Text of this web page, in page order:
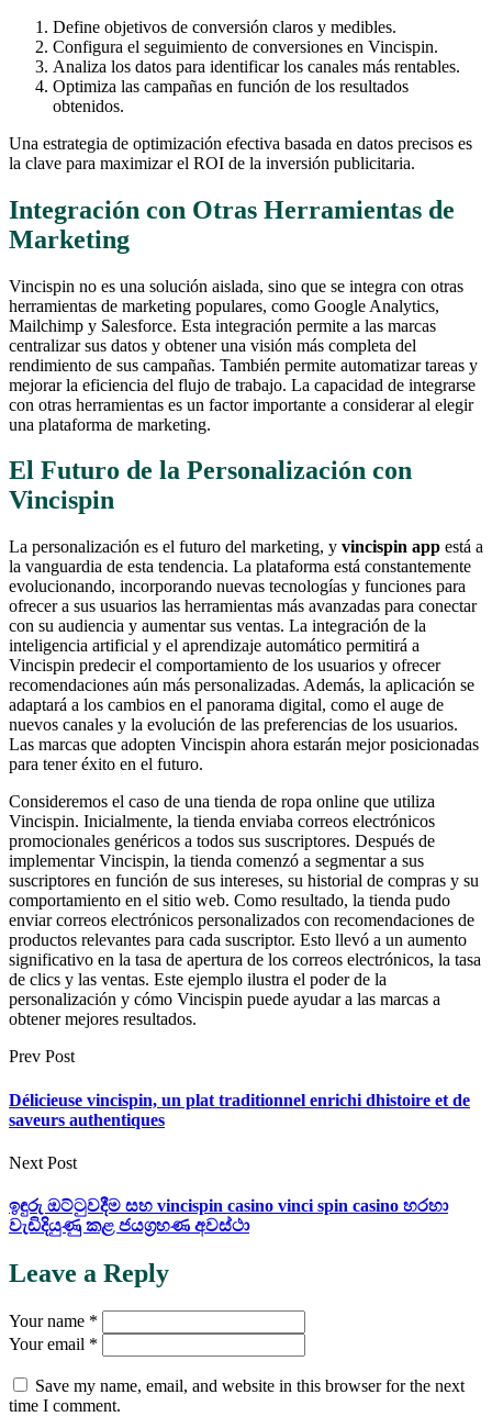
Define objetivos de conversión claros y medibles.
Configura el seguimiento de conversiones en Vincispin.
Analiza los datos para identificar los canales más rentables.
Optimiza las campañas en función de los resultados
obtenidos.
Una estrategia de optimización efectiva basada en datos precisos es
la clave para maximizar el ROI de la inversión publicitaria.
Integración con Otras Herramientas de
Marketing
Vincispin no es una solución aislada, sino que se integra con otras
herramientas de marketing populares, como Google Analytics,
Mailchimp y Salesforce. Esta integración permite a las marcas
centralizar sus datos y obtener una visión más completa del
rendimiento de sus campañas. También permite automatizar tareas y
mejorar la eficiencia del flujo de trabajo. La capacidad de integrarse
con otras herramientas es un factor importante a considerar al elegir
una plataforma de marketing.
El Futuro de la Personalización con
Vincispin
La personalización es el futuro del marketing, y vincispin app está a
la vanguardia de esta tendencia. La plataforma está constantemente
evolucionando, incorporando nuevas tecnologías y funciones para
ofrecer a sus usuarios las herramientas más avanzadas para conectar
con su audiencia y aumentar sus ventas. La integración de la
inteligencia artificial y el aprendizaje automático permitirá a
Vincispin predecir el comportamiento de los usuarios y ofrecer
recomendaciones aún más personalizadas. Además, la aplicación se
adaptará a los cambios en el panorama digital, como el auge de
nuevos canales y la evolución de las preferencias de los usuarios.
Las marcas que adopten Vincispin ahora estarán mejor posicionadas
para tener éxito en el futuro.
Consideremos el caso de una tienda de ropa online que utiliza
Vincispin. Inicialmente, la tienda enviaba correos electrónicos
promocionales genéricos a todos sus suscriptores. Después de
implementar Vincispin, la tienda comenzó a segmentar a sus
suscriptores en función de sus intereses, su historial de compras y su
comportamiento en el sitio web. Como resultado, la tienda pudo
enviar correos electrónicos personalizados con recomendaciones de
productos relevantes para cada suscriptor. Esto llevó a un aumento
significativo en la tasa de apertura de los correos electrónicos, la tasa
de clics y las ventas. Este ejemplo ilustra el poder de la
personalización y cómo Vincispin puede ayudar a las marcas a
obtener mejores resultados.
Prev Post
Délicieuse vincispin, un plat traditionnel enrichi dhistoire et de
saveurs authentiques
Next Post
ඉඳුරු ඔට්ටුවදීම සහ vincispin casino vinci spin casino හරහා
වැඩිදියුණු කළ ජයග්‍රහණ අවස්ථා
Leave a Reply
Your name *
Your email *
Save my name, email, and website in this browser for the next
time I comment.